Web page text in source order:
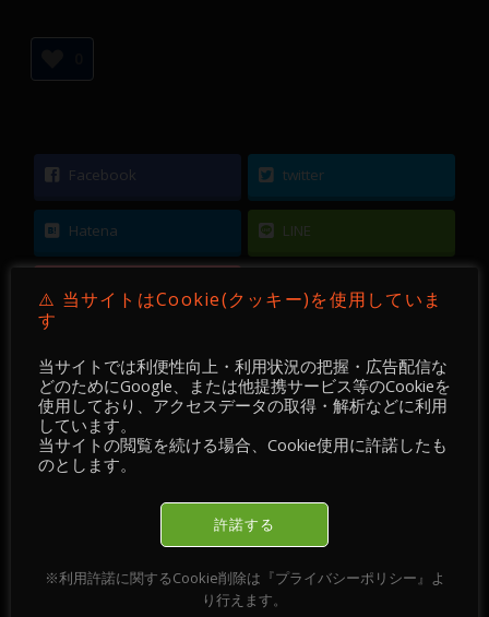
Facebook twitter
Hatena LINE
←【 DEVGRU Academy 】【 FX 】【 Chart
Pattern 】 GBPUSD ／ M15 ／ 2022-05-05 ～ 06
【 DEVGRU Academy 】【 FX 】【 Chart
Pattern 】GBPUSD ／ M15 ／ 2022-05-18
⚠️ 当サイトはCookie(クッキー)を使用していま
す
当サイトでは利便性向上・利用状況の把握・広告配信な
どのためにGoogle、または他提携サービス等のCookieを
使用しており、アクセスデータの取得・解析などに利用
しています。
当サイトの閲覧を続ける場合、Cookie使用に許諾したも
のとします。
許諾する
※利用許諾に関するCookie削除は『プライバシーポリシー』よ
り行えます。